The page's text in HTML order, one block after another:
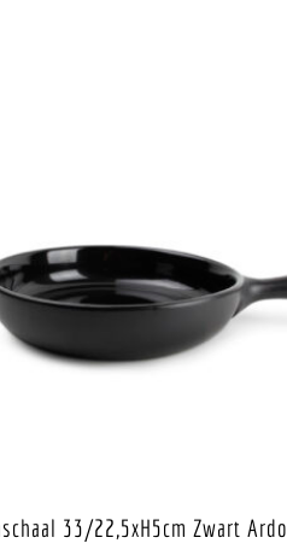
33/22,5xH5cm Zwart Ardo